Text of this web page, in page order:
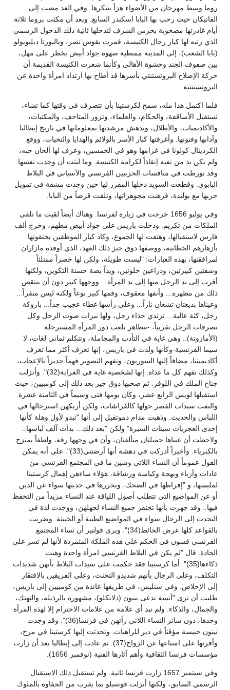
روما وسط مهرجان من الأضواء هزأ بتنكرها. وفي الغد مضت إلى
الفاتيكان حيث رحب بها البابا اسكندر السابع. وبعد أن مكثت بروما ثلاثة
أيام غادرتها مصحوبة بحرس الشرف لتدخلها ثانية ذلك الدخول الرسمي
الذي رتبه لها كبار رجال الكنيسة، فمرت بقوس نصر، وبالبورتا ديلبوبولو
(بابا الشعب)، إلى المدينة ممتطية صهوة جواد أبيض يخطر على مهل،
بين صفوف الجند وحشوة الأهالي وكأنما شعرت الكنيسة القديمة أن
حركة الإصلاح البروتستنتي بأسرها قد أطاح بها ارتداد امرأة واحدة عن
البروتستنتية.
فلما اكتمل هذا مله، سمح لكرستينا بأن تتصرف في وقتها كما تشاء،
تستقبل الأساقفة، والحكام، والعلماء، وتزور المتاحف، والمكتبات،
والأكاديميات، والأطلال، وتدهش مرشديها بمعلوماتها في تاريخ إيطاليا
وآدابها وفنونها. وأغرقتها كبار الأسر بالولائم والهدايا والتحيات، ووقع
الكردينال كولونا في غرامها وهو في الخمسين، وعزف لها ألحان حبه،
ولم يكن بد من نفيه إنقاذاً لكرامة الكنيسة. وما لبثت أن وجدت نفسها
وقد تورطت في منافسات الحزبيين الفرنسي والأسباني في البلاط
البابوي. وقطعت السويد دخلها المقرر لها حين وجدت مشقة في تمويل
حربها مع بولندة، فرهنت مجوهراتها، وتلقت قرضاً من البابا.
وفي يوليو 1656 خرجت في زيارة لفرنسا. وهناك أيضاً لقيت ما تلقى
الملكات من تكريم. ودخلت باريس على جواد أبيض مطهم، وخرج ألف
فارس لاستقبالها، وهتفت لها الجموع، وكاد كبار الموظفين يخنقونها
بأزهارهم الخطابية، ووصفها دوق جيز ذلك العهد، الذي أوفده مازاران
لمرافقتها، بهذه العبارات: "ليست طويلة، ولكن لها خصراً ممتلئاً
وشفتين كبيرتين، وذراعين حلوتين، ويداً بضة حسنة التكوين، ولكنها
أقرب إلى يد الرجل منها إلى يد المرأة... ووجهها كبير دون أن ينتقص
ذلك من مظهره... وأنفها معقوف، وفمها كبير نوعاً ولكنه ليس منفراً...
وعيناها بديعتان تشعان ناراً... وعلى رأسها غطاء عجيب جداً... باروكة
رجل، كثة عالية... ترتدي حذاء رجل، ولها نبرات صوت الرجل وكل
تصرفات الرجل تقريباً، -تتظاهر بلعب دور المرأة المسترجلة
(الأمازونة).. وهي غاية في التأدب والمجاملة، وتتكلم ثماني لغات، لا
سيما الفرنسية-وكأنها ولدت في باريس، إنها تعرف أكثر مما تعرف
أكاديميتنا، مضافاً إليها السوربون، وتفهم التصوير فهماً جديراً بالإعجاب،
وكذلك تفهم كل ما عداه. إنها لشخصية غاية في الغرابة(32)". وأنزلت
جناح الملك في اللوفر. ثم صحبها دوق جيز بعد ذلك إلى كومبيين، حيث
استقبلها لويس الرابع عشر، وكان يومها فتى وسيماً في الثامنة عشرة.
والتفت سيدات القصر حولها كالفراشات، ولكن أربكهن استرجالها في
اللباس والحديث. وذهبت مدام دموتفيل إلى أنها "تبدو لأول وهلة كأنها
إحدى الغجريات سيئات السيرة" ولكن "بعد ذلك... بدأت آلف لباسها..
ولاحظت أن عيناها جميلتان متألقتان، وأن في وجهها رقة، ولطفاً يمتزج
بالكبرياء. وأخيراً أدركت في دهشة أنها أرضتني(33)". على أنه يمكن
القول عموماً أن النساء اللاتي وشين ما في المجتمع الفرنسي من
عادات وأزياء وبهجة وكياسة ورشاقة، هؤلاء ساءهن إهمال كرستينا
لملبسها، و "إفراطها في الضحك، وتحررها في حديثها سواء عن الدين
أو عن المواضيع التي تتطلب أصول اللياقة عند النساء مزيداً من التحفظ
فيها.. وقد جهرت بأنها تحتقر جميع النساء لجهلهن، ووجدت لذة في
التحدث إلى الرجال سواء في المواضيع الطيبة أو الخبيثة. وضربت
بالقواعد كلها عرض الحائط(34)". ويرى فولتير أن نساء المجتمع
الفرنسي قسون في الحكم على هذه الملكة المتمردة لأنها لم تسر على
الجادة. قال "لم يكن في البلاط الفرنسي امرأة واحدة وهبت
ذكاءها(35)". أما كرستينا فقد حكمت على سيدات البلاط بأنهن شديدات
التكلف، وعلى الرجال بأنهم شديدو التخنث، وعلى الفريقين بالافتقار
إلى الإخلاص. وفي سنليس، في طريقها عائدة من كومبيين إلى باريس،
طلبت أن ترى "آنسة تدعى نينون (دلانكلو)، مشهورة بالرذيلة، والتهتك،
والجمال، والذكاء. ولم تبد أي علامة من علامات الاحترام إلا لهذه المرأة
وحدها، دون سائر النساء اللائي رأتهن في فرنسا(36)". وقد وجدت
نينون حبيسة مؤقتاً في دير للراهبات. وتحدثت إليها كرستينا في مرح،
وأقرتها على امتناعها عن الزواج(37). ثم عادت إلى إيطاليا بعد أن زارت
مؤسسات فرنسا الثقافية وأهم آثارها الفنية (نوفمبر 1656).
وفي سبتمبر 1657 زارت فرنسا ثانية. ولم تستقبل ذلك الاستقبال
الرسمي السابق، ولكنها أنزلت فونتنبلو بما يقرب من الحفاوة بالملوك.